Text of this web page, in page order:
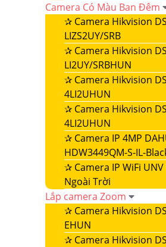
Camera Có Màu Ban Đêm
✰ Camera Hikvision
LIZS2UY/SRB
✰ Camera Hikvision
LI2UY/SRBHUN
✰ Camera Hikvision
4LI2UHUN
✰ Camera Hikvision
4LI2UHUN
✰ Camera IP 4MP
HDW3449QM-S-IL-
✰ Camera IP WiFi
Ngoài Trời
Lắp camera Zoom
✰ Camera Hikvision
EHUN
✰ Camera Hikvision